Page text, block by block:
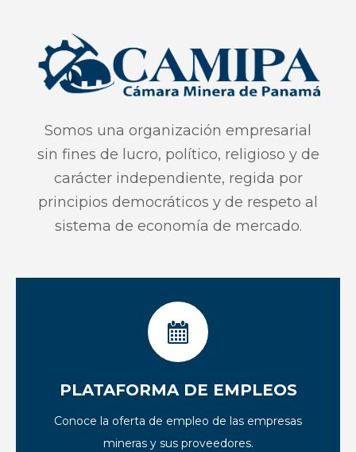
Somos una organización empresarial
sin fines de lucro, político, religioso y de
carácter independiente, regida por
principios democráticos y de respeto al
sistema de economía de mercado.
PLATAFORMA DE EMPLEOS
Conoce la oferta de empleo de las empresas
mineras y sus proveedores.